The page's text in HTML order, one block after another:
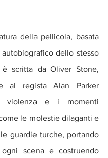
della pellicola, basata
dello stesso
è scritta da Oliver Stone,
al regista Alan Parker
violenza e i momenti
le molestie dilaganti e
guardie turche, portando
scena e costruendo